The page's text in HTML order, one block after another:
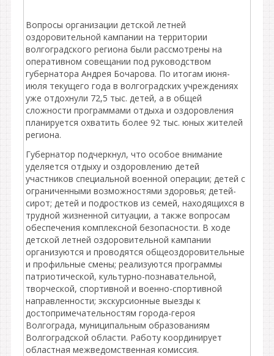
Вопросы организации детской летней
оздоровительной кампании на территории
волгоградского региона были рассмотрены на
оперативном совещании под руководством
губернатора Андрея Бочарова. По итогам июня-
июля текущего года в волгоградских учреждениях
уже отдохнули 72,5 тыс. детей, а в общей
сложности программами отдыха и оздоровления
планируется охватить более 92 тыс. юных жителей
региона.
Губернатор подчеркнул, что особое внимание
уделяется отдыху и оздоровлению детей
участников специальной военной операции; детей с
ограниченными возможностями здоровья; детей-
сирот; детей и подростков из семей, находящихся в
трудной жизненной ситуации, а также вопросам
обеспечения комплексной безопасности. В ходе
детской летней оздоровительной кампании
организуются и проводятся общеоздоровительные
и профильные смены; реализуются программы
патриотической, культурно-познавательной,
творческой, спортивной и военно-спортивной
направленности; экскурсионные выезды к
достопримечательностям города-героя
Волгограда, муниципальным образованиям
Волгоградской области. Работу координирует
областная межведомственная комиссия.